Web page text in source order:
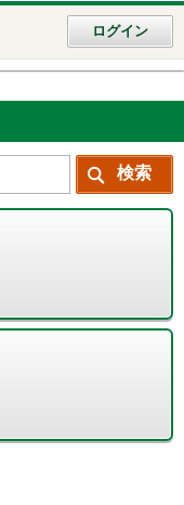
ログイン